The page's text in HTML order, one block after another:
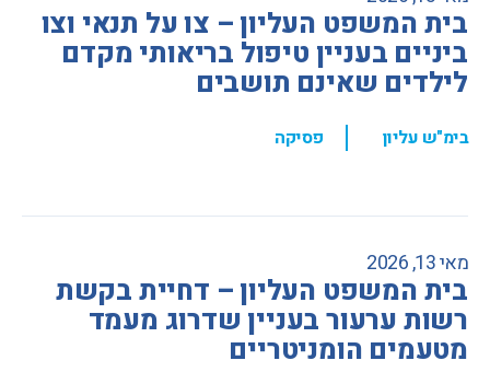
בית המשפט העליון – צו על תנאי וצו
ביניים בעניין טיפול בריאותי מקדם
לילדים שאינם תושבים
בימ"ש עליון , פסיקה
מאי 13, 2026
בית המשפט העליון – דחיית בקשת
רשות ערעור בעניין שדרוג מעמד
מטעמים הומניטריים